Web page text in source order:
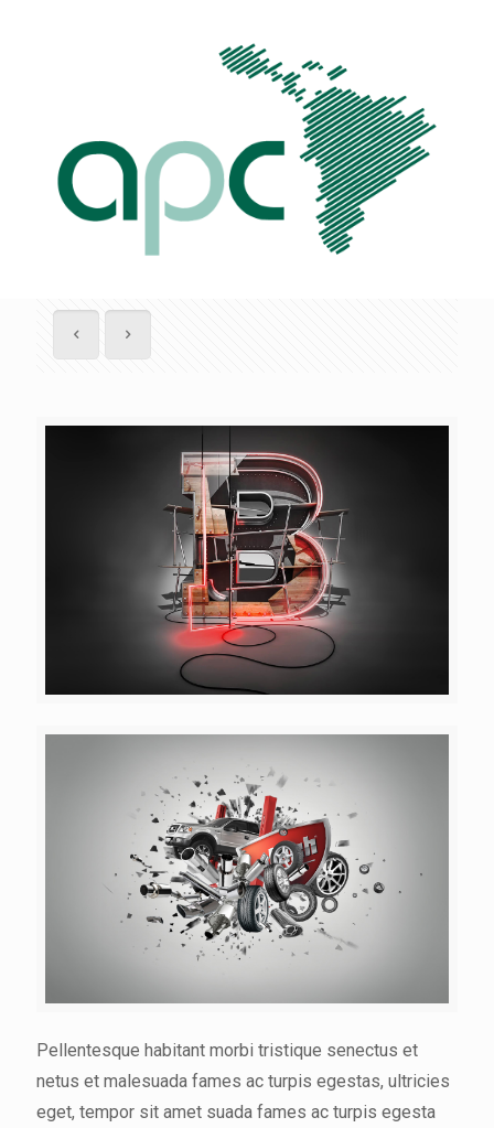
Pellentesque habitant morbi tristique senectus et
netus et malesuada fames ac turpis egestas, ultricies
eget, tempor sit amet suada fames ac turpis egesta